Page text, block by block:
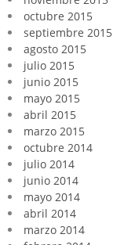
octubre 2015
septiembre 2015
agosto 2015
julio 2015
junio 2015
mayo 2015
abril 2015
marzo 2015
octubre 2014
julio 2014
junio 2014
mayo 2014
abril 2014
marzo 2014